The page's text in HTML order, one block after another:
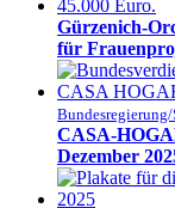
Gürzenich-
für
CASA-
Dezember